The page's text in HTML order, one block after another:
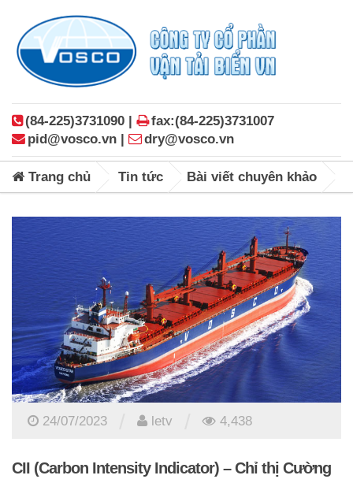
(84-225)3731090 |
fax:(84-225)3731007
pid@vosco.vn |
dry@vosco.vn
Trang chủ Tin tức Bài viết chuyên khảo
24/07/2023 letv 4,438
CII (Carbon Intensity Indicator) – Chỉ thị Cường